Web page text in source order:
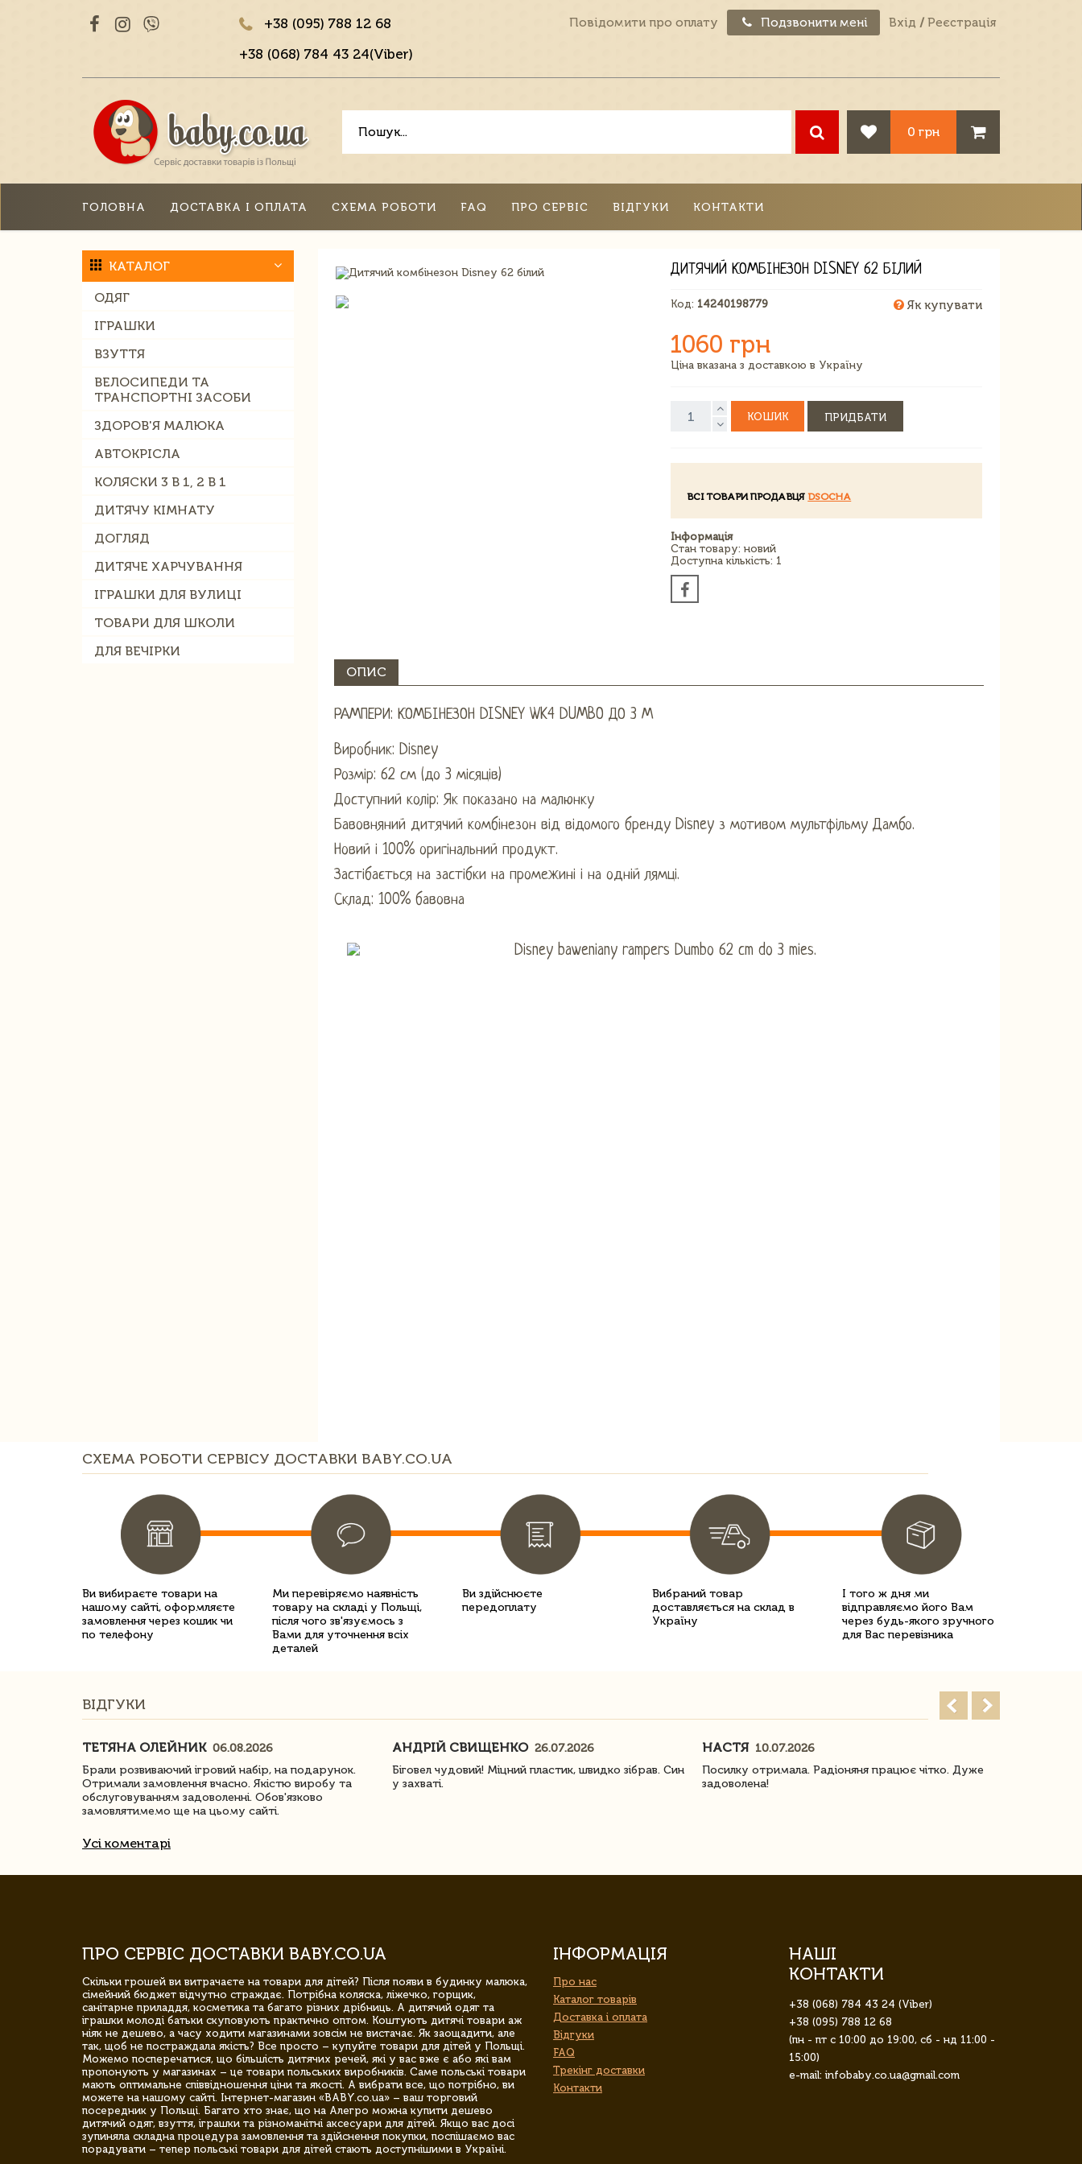
+38 (095) 788 12 68
+38 (068) 784 43 24(Viber)
Повідомити про оплату Подзвонити мені Вхід / Реєстрація
0 грн
ГОЛОВНА ДОСТАВКА І ОПЛАТА СХЕМА РОБОТИ FAQ ПРО СЕРВІС ВІДГУКИ КОНТАКТИ
КАТАЛОГ
ОДЯГ
ІГРАШКИ
ВЗУТТЯ
ВЕЛОСИПЕДИ ТА
ТРАНСПОРТНІ ЗАСОБИ
ЗДОРОВ'Я МАЛЮКА
АВТОКРІСЛА
КОЛЯСКИ 3 В 1, 2 В 1
ДИТЯЧУ КІМНАТУ
ДОГЛЯД
ДИТЯЧЕ ХАРЧУВАННЯ
ІГРАШКИ ДЛЯ ВУЛИЦІ
ТОВАРИ ДЛЯ ШКОЛИ
ДЛЯ ВЕЧІРКИ
ДИТЯЧИЙ КОМБІНЕЗОН DISNEY 62 БІЛИЙ
Код: 14240198779 Як купувати
1060 грн
Ціна вказана з доставкою в Україну
КОШИК ПРИДБАТИ
ВСІ ТОВАРИ ПРОДАВЦЯDSOCHA
Інформація
Стан товару: новий
Доступна кількість: 1
ОПИС
РАМПЕРИ: КОМБІНЕЗОН DISNEY WK4 DUMBO ДО 3 М
Виробник: Disney
Розмір: 62 см (до 3 місяців)
Доступний колір: Як показано на малюнку
Бавовняний дитячий комбінезон від відомого бренду Disney з мотивом мультфільму Дамбо.
Новий і 100% оригінальний продукт.
Застібається на застібки на промежині і на одній лямці.
Склад: 100% бавовна
СХЕМА РОБОТИ СЕРВІСУ ДОСТАВКИ BABY.CO.UA
Ви вибираєте товари на
нашому сайті, оформляєте
замовлення через кошик чи
по телефону
Ми перевіряємо наявність
товару на складі у Польщі,
після чого зв'язуємось з
Вами для уточнення всіх
деталей
Ви здійснюєте
передоплату
Вибраний товар
доставляється на склад в
Україну
І того ж дня ми
відправляємо його Вам
через будь-якого зручного
для Вас перевізника
ВІДГУКИ
ТЕТЯНА ОЛЕЙНИК 06.08.2026
Брали розвиваючий ігровий набір, на подарунок.
Отримали замовлення вчасно. Якістю виробу та
обслуговуванням задоволенні. Обов'язково
замовлятимемо ще на цьому сайті.
АНДРІЙ СВИЩЕНКО 26.07.2026
Біговел чудовий! Міцний пластик, швидко зібрав. Син
у захваті.
НАСТЯ 10.07.2026
Посилку отримала. Радіоняня працює чітко. Дуже
задоволена!
Усі коментарі
ПРО СЕРВІС ДОСТАВКИ BABY.CO.UA
Скільки грошей ви витрачаєте на товари для дітей? Після появи в будинку малюка,
сімейний бюджет відчутно страждає. Потрібна коляска, ліжечко, горщик,
санітарне приладдя, косметика та багато різних дрібниць. А дитячий одяг та
іграшки молоді батьки скуповують практично оптом. Коштують дитячі товари аж
ніяк не дешево, а часу ходити магазинами зовсім не вистачає. Як заощадити, але
так, щоб не постраждала якість? Все просто – купуйте товари для дітей у Польщі.
Можемо посперечатися, що більшість дитячих речей, які у вас вже є або які вам
пропонують у магазинах – це товари польських виробників. Саме польські товари
мають оптимальне співвідношення ціни та якості. А вибрати все, що потрібно, ви
можете на нашому сайті. Інтернет-магазин «BABY.co.ua» – ваш торговий
посередник у Польщі. Багато хто знає, що на Алегро можна купити дешево
дитячий одяг, взуття, іграшки та різноманітні аксесуари для дітей. Якщо вас досі
зупиняла складна процедура замовлення та здійснення покупки, поспішаємо вас
порадувати – тепер польські товари для дітей стають доступнішими в Україні.
ІНФОРМАЦІЯ
Про нас
Каталог товарів
Доставка і оплата
Відгуки
FAQ
Трекінг доставки
Контакти
НАШІ
КОНТАКТИ
+38 (068) 784 43 24 (Viber)
+38 (095) 788 12 68
(пн - пт с 10:00 до 19:00, сб - нд 11:00 -
15:00)
e-mail: infobaby.co.ua@gmail.com